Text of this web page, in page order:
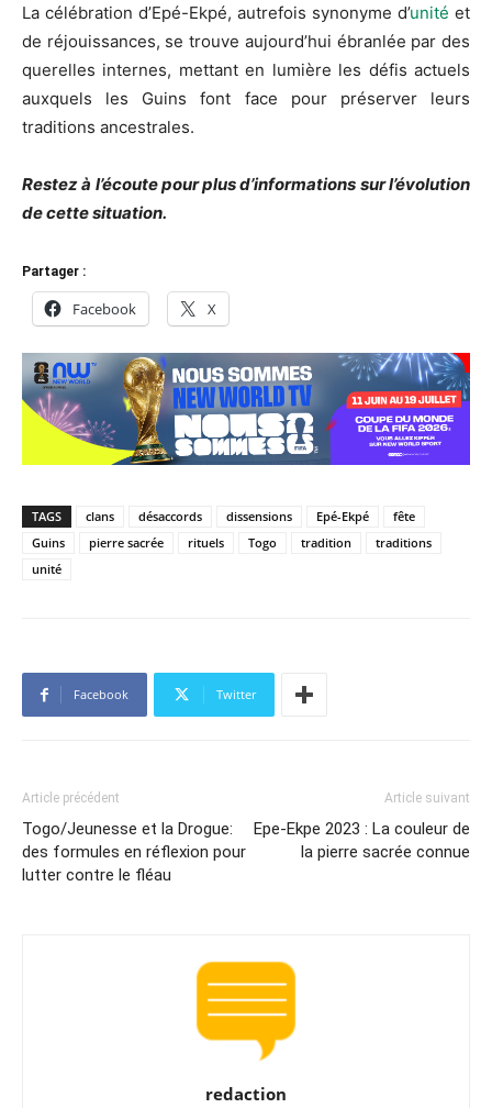
La célébration d’Epé-Ekpé, autrefois synonyme d’unité et
de réjouissances, se trouve aujourd’hui ébranlée par des
querelles internes, mettant en lumière les défis actuels
auxquels les Guins font face pour préserver leurs
traditions ancestrales.
Restez à l’écoute pour plus d’informations sur l’évolution
de cette situation.
Partager :
Facebook X
TAGS clans désaccords dissensions Epé-Ekpé
fête
Guins
pierre sacrée rituels Togo tradition
traditions
unité
Facebook Twitter
Article précédent
Togo/Jeunesse et la Drogue:
des formules en réflexion pour
lutter contre le fléau
Article suivant
Epe-Ekpe 2023 : La couleur de
la pierre sacrée connue
redaction